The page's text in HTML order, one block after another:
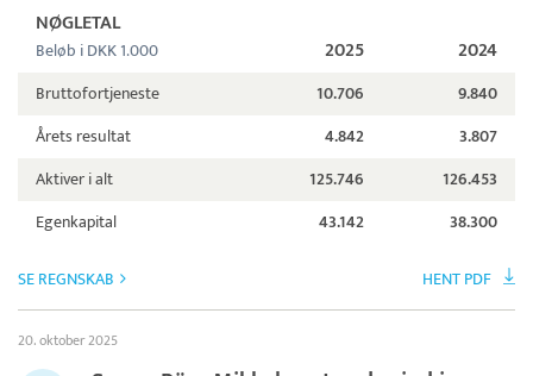
NØGLETAL
Beløb i DKK 1.000 2025 2024
Bruttofortjeneste 10.706
9.840
Årets resultat
4.842
3.807
Aktiver i alt
125.746
126.453
Egenkapital
43.142 38.300
SE REGNSKAB HENT PDF
20. oktober 2025